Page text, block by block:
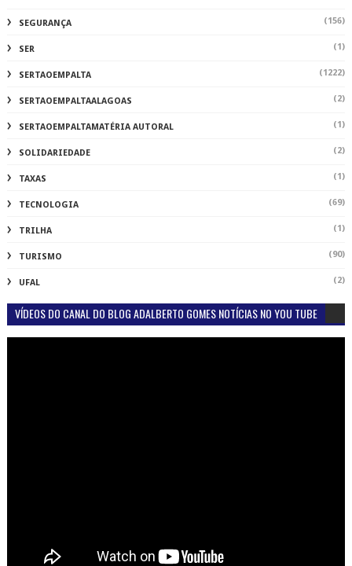
SEGURANÇA (156)
SER (1)
SERTAOEMPALTA (1222)
SERTAOEMPALTAALAGOAS (2)
SERTAOEMPALTAMATÉRIA AUTORAL (1)
SOLIDARIEDADE (2)
TAXAS (1)
TECNOLOGIA (69)
TRILHA (1)
TURISMO (90)
UFAL (2)
VÍDEOS DO CANAL DO BLOG ADALBERTO GOMES NOTÍCIAS NO YOU TUBE